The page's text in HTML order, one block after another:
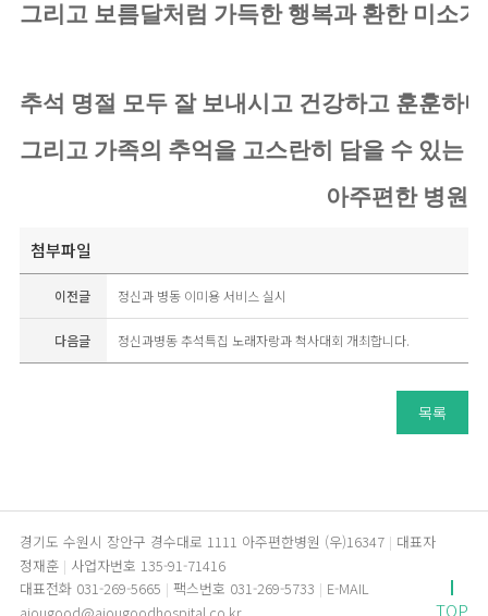
그리고 보름달처럼 가득한 행복과 환한 미소
추석 명절 모두 잘 보내시고 건강하고 훈훈하
그리고 가족의 추억을 고스란히 담을 수 있는
아주편한 병원
첨부파일
이전글 정신과 병동 이미용 서비스 실시
다음글 정신과병동 추석특집 노래자랑과 척사대회 개최합니다.
목록
TOP
경기도 수원시 장안구 경수대로 1111 아주편한병원 (우)16347
대표자
정재훈
사업자번호 135-91-71416
대표전화 031-269-5665
팩스번호 031-269-5733
E-MAIL